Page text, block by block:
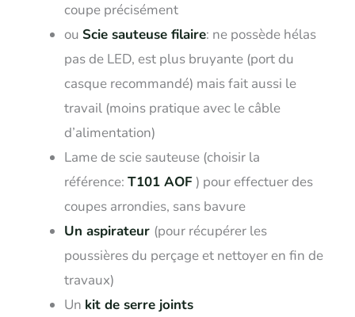
coupe précisément
ou Scie sauteuse filaire: ne possède hélas
pas de LED, est plus bruyante (port du
casque recommandé) mais fait aussi le
travail (moins pratique avec le câble
d’alimentation)
Lame de scie sauteuse (choisir la
référence: T101 AOF ) pour effectuer des
coupes arrondies, sans bavure
Un aspirateur (pour récupérer les
poussières du perçage et nettoyer en fin de
travaux)
Un kit de serre joints